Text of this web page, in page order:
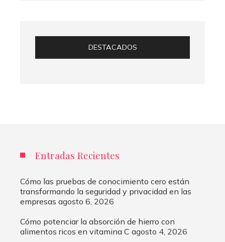
DESTACADOS
Entradas Recientes
Cómo las pruebas de conocimiento cero están
transformando la seguridad y privacidad en las
empresas agosto 6, 2026
Cómo potenciar la absorción de hierro con
alimentos ricos en vitamina C agosto 4, 2026